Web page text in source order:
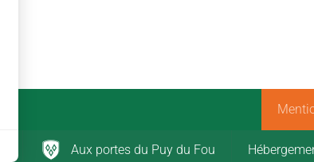
Aux portes du Puy du Fou